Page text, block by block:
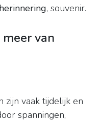
herinnering, souvenir.
van
vaak tijdelijk en
spanningen,